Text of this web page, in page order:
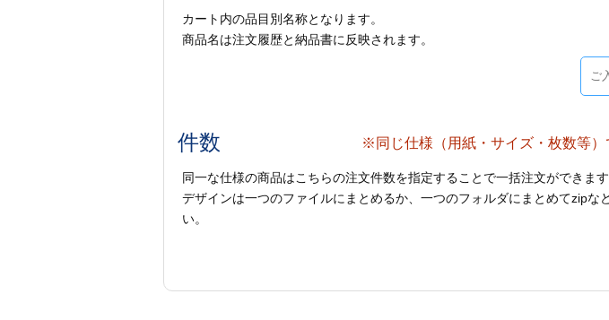
カート内の品目別名称となります。
商品名は注文履歴と納品書に反映されます。
件数 ※同じ仕様（用紙・サイズ・枚数等
同一な仕様の商品はこちらの注文件数を指定することで一括注文ができます
デザインは一つのファイルにまとめるか、一つのフォルダにまとめてzipな
い。